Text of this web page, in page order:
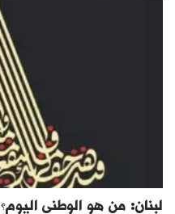
لبنان: من هو الوطني اليوم؟